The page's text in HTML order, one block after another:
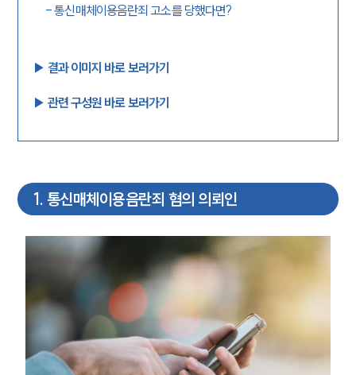
-통신매체이용음란죄 고소를 당했다면?
▶︎ 결과 이미지 바로 보러가기
▶︎ 관련 구성원 바로 보러가기
1. 통신매체이용음란죄 혐의 의뢰인